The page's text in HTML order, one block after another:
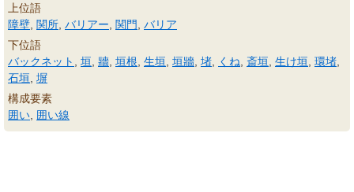
上位語
障壁 関所 バリアー 関門
バリア
下位語
バックネット
垣 牆 垣根 生垣 垣牆 堵 くね 斎垣 生け垣 環堵
石垣 塀
構成要素
囲い 囲い線